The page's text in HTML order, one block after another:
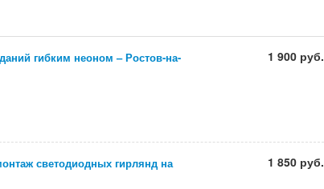
гибким неоном – Ростов-на-
1 900 руб.
светодиодных гирлянд на
1 850 руб.